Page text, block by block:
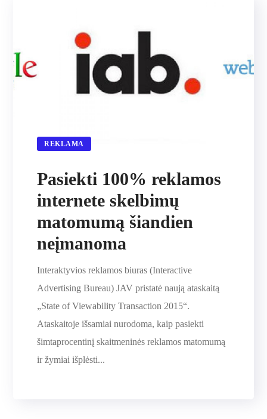
REKLAMA
Pasiekti 100% reklamos
internete skelbimų
matomumą šiandien
neįmanoma
Interaktyvios reklamos biuras (Interactive
Advertising Bureau) JAV pristatė naują ataskaitą
„State of Viewability Transaction 2015“.
Ataskaitoje išsamiai nurodoma, kaip pasiekti
šimtaprocentinį skaitmeninės reklamos matomumą
ir žymiai išplėsti...